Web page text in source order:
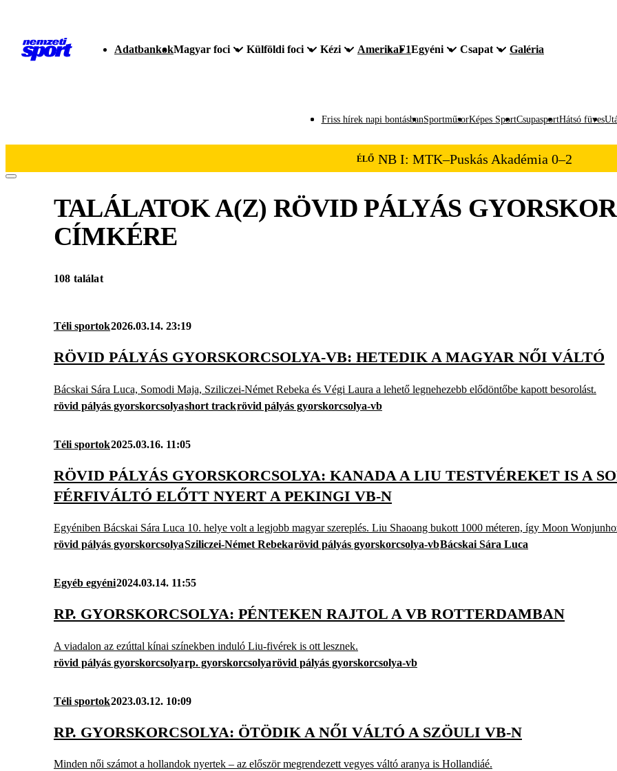
AdatbankokMagyar foci Külföldi foci Kézi AmerikaF1Egyéni Csapat Galéria
Friss hírek napi bontásbanSportműsorKépes SportCsupasportHátsó füves
ÉLŐ NB I: MTK–Puskás Akadémia 0–2
TALÁLATOK A(Z) RÖVID PÁLYÁS
CÍMKÉRE
108 találat
Téli sportok2026.03.14. 23:19
RÖVID PÁLYÁS GYORSKORCSOLYA-VB: HETEDIK A MAGYAR NŐI VÁLTÓ
Bácskai Sára Luca, Somodi Maja, Sziliczei-Német Rebeka és Végi Laura a lehető legnehezebb elődöntőbe kapott besorolást.
rövid pályás gyorskorcsolyashort trackrövid pályás gyorskorcsolya-vb
Téli sportok2025.03.16. 11:05
RÖVID PÁLYÁS GYORSKORCSOLYA: KANADA A LIU TESTVÉREKET IS A
FÉRFIVÁLTÓ ELŐTT NYERT A PEKINGI VB-N
Egyéniben Bácskai Sára Luca 10. helye volt a legjobb magyar szereplés. Liu Shaoang bukott 1000 méteren, így Moon
rövid pályás gyorskorcsolyaSziliczei-Német Rebekarövid pályás gyorskorcsolya-vbBácskai Sára Luca
Egyéb egyéni2024.03.14. 11:55
RP. GYORSKORCSOLYA: PÉNTEKEN RAJTOL A VB ROTTERDAMBAN
A viadalon az ezúttal kínai színekben induló Liu-fivérek is ott lesznek.
rövid pályás gyorskorcsolyarp. gyorskorcsolyarövid pályás gyorskorcsolya-vb
Téli sportok2023.03.12. 10:09
RP. GYORSKORCSOLYA: ÖTÖDIK A NŐI VÁLTÓ A SZÖULI VB-N
Minden női számot a hollandok nyertek – az először megrendezett vegyes váltó aranya is Hollandiáé.